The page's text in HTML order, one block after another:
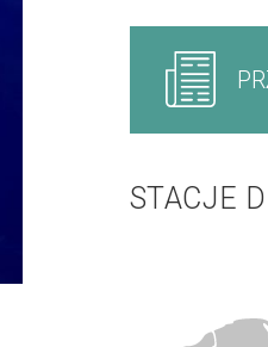
STACJE